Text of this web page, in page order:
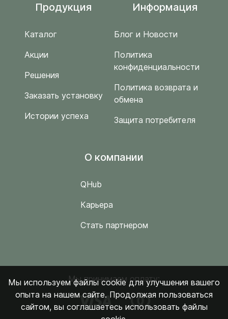
Продукция
Каталог
Акции
Решения
Заказать установку
Истории успеха
Информация
Блог и Новости
Политика
конфиденциальности
Политика возврата и
обмена
Защита потребителя
O компании
QHub
Карьера
Стать партнером
Мы принимаем оплату:
Мы используем файлы cookie для улучшения вашего
опыта на нашем сайте. Продолжая пользоваться
сайтом, вы соглашаетесь использовать файлы